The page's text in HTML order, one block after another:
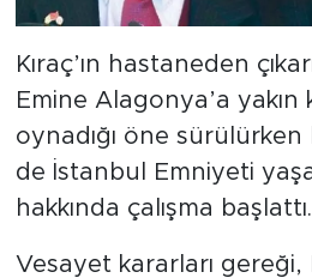
Kıraç’ın hastaneden
Emine Alagonya’a yakın
oynadığı öne sürülürken
de İstanbul Emniyeti
hakkında çalışma başlattı.
Vesayet kararları gereği,